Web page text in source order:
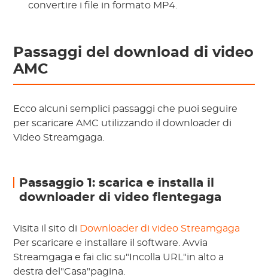
convertire i file in formato MP4.
Passaggi del download di video
AMC
Ecco alcuni semplici passaggi che puoi seguire
per scaricare AMC utilizzando il downloader di
Video Streamgaga.
Passaggio 1: scarica e installa il
downloader di video flentegaga
Visita il sito di Downloader di video Streamgaga
Per scaricare e installare il software. Avvia
Streamgaga e fai clic su"Incolla URL"in alto a
destra del"Casa"pagina.